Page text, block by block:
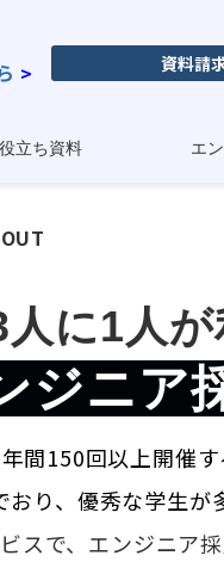
> 資料請
立ち資料 エ
に1人が
ジニア
間150回以上開催す
り、優秀な学生が
で、エンジニア